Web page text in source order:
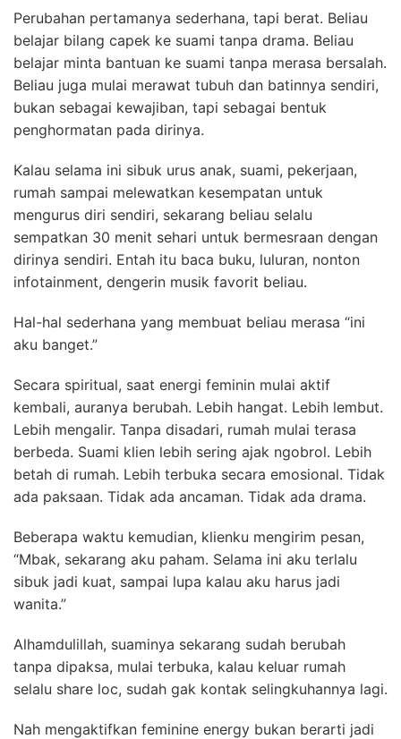
Perubahan pertamanya sederhana, tapi berat. Beliau
belajar bilang capek ke suami tanpa drama. Beliau
belajar minta bantuan ke suami tanpa merasa bersalah.
Beliau juga mulai merawat tubuh dan batinnya sendiri,
bukan sebagai kewajiban, tapi sebagai bentuk
penghormatan pada dirinya.
Kalau selama ini sibuk urus anak, suami, pekerjaan,
rumah sampai melewatkan kesempatan untuk
mengurus diri sendiri, sekarang beliau selalu
sempatkan 30 menit sehari untuk bermesraan dengan
dirinya sendiri. Entah itu baca buku, luluran, nonton
infotainment, dengerin musik favorit beliau.
Hal-hal sederhana yang membuat beliau merasa “ini
aku banget.”
Secara spiritual, saat energi feminin mulai aktif
kembali, auranya berubah. Lebih hangat. Lebih lembut.
Lebih mengalir. Tanpa disadari, rumah mulai terasa
berbeda. Suami klien lebih sering ajak ngobrol. Lebih
betah di rumah. Lebih terbuka secara emosional. Tidak
ada paksaan. Tidak ada ancaman. Tidak ada drama.
Beberapa waktu kemudian, klienku mengirim pesan,
“Mbak, sekarang aku paham. Selama ini aku terlalu
sibuk jadi kuat, sampai lupa kalau aku harus jadi
wanita.”
Alhamdulillah, suaminya sekarang sudah berubah
tanpa dipaksa, mulai terbuka, kalau keluar rumah
selalu share loc, sudah gak kontak selingkuhannya lagi.
Nah mengaktifkan feminine energy bukan berarti jadi